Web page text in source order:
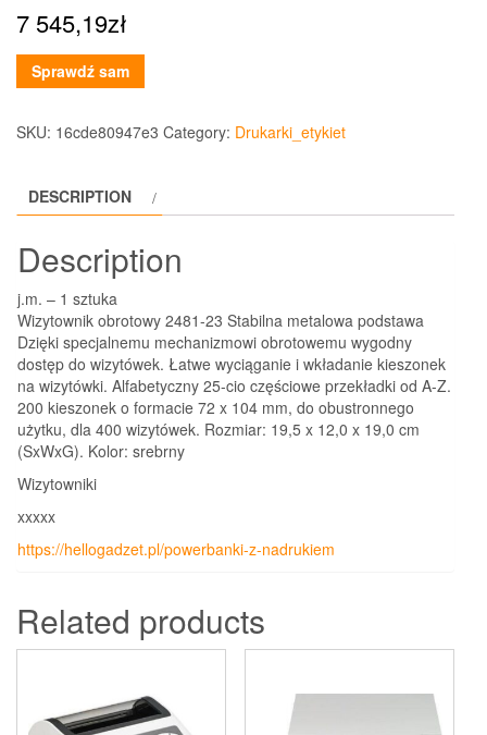
7 545,19zł
Sprawdź sam
SKU: 16cde80947e3 Category: Drukarki_etykiet
DESCRIPTION
Description
j.m. – 1 sztuka
Wizytownik obrotowy 2481-23 Stabilna metalowa podstawa
Dzięki specjalnemu mechanizmowi obrotowemu wygodny
dostęp do wizytówek. Łatwe wyciąganie i wkładanie kieszonek
na wizytówki. Alfabetyczny 25-cio częściowe przekładki od A-Z.
200 kieszonek o formacie 72 x 104 mm, do obustronnego
użytku, dla 400 wizytówek. Rozmiar: 19,5 x 12,0 x 19,0 cm
(SxWxG). Kolor: srebrny
Wizytowniki
xxxxx
https://hellogadzet.pl/powerbanki-z-nadrukiem
Related products